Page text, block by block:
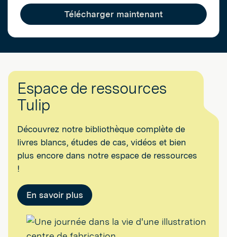
Télécharger maintenant
Espace de ressources
Tulip
Découvrez notre bibliothèque complète de
livres blancs, études de cas, vidéos et bien
plus encore dans notre espace de ressources
!
En savoir plus